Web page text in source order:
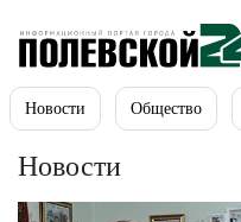
Новости Общество
Новости